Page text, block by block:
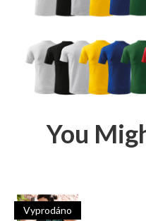
You
Vyprodáno